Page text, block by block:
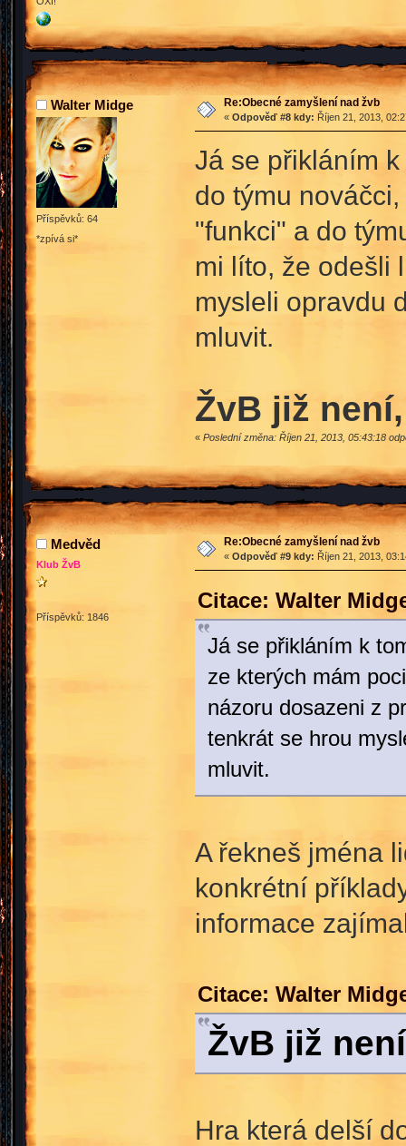
Walter Midge
Příspěvků: 64
*zpívá si*
Re:Obecné zamyšlení nad žvb
« Odpověď #8 kdy: Říjen 21, 2013,
Já se přikláním
do týmu
"funkci" a do
mi líto, že odešli
mysleli opravdu
mluvit.
ŽvB již
« Poslední změna: Říjen 21, 2013, 05:43:18
Medvěd
Klub ŽvB
Příspěvků: 1846
Re:Obecné zamyšlení nad žvb
« Odpověď #9 kdy: Říjen 21, 2013,
Citace: Walter
Já se přikláním k
ze kterých mám
názoru dosazeni z
tenkrát se hrou
mluvit.
A řekneš jména
konkrétní
informace
Citace: Walter
ŽvB již
Hra která delší